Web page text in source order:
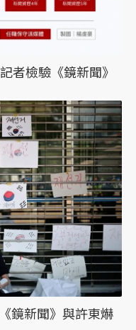
者檢驗《鏡新聞》
鏡新聞》與許東爀